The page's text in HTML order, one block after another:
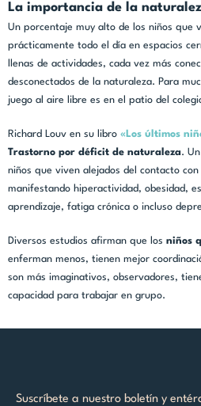
La importancia de la
Un porcentaje muy alto de los niños que
prácticamente todo el día en espacios
llenas de actividades, cada vez más
desconectados de la naturaleza. Para
juego al aire libre es en el patio del
Richard Louv en su libro «Los últimos
Trastorno por déficit de naturaleza.
niños que viven alejados del contacto
manifestando hiperactividad, obesidad,
aprendizaje, fatiga crónica o incluso
Diversos estudios afirman que los niños
enferman menos, tienen mejor
son más imaginativos, observadores,
capacidad para trabajar en grupo.
Suscríbete a nuestro boletín y